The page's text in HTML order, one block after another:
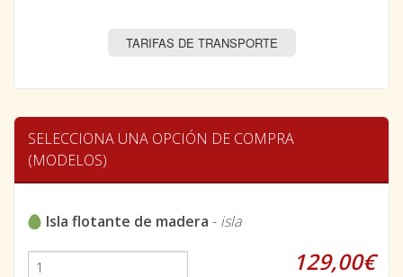
TARIFAS DE TRANSPORTE
SELECCIONA UNA OPCIÓN DE COMPRA
(MODELOS)
Isla flotante de madera - isla
129,00€